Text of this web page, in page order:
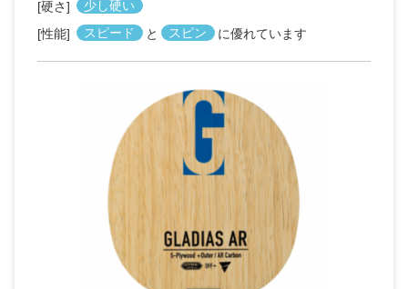
[硬さ]
少し硬い
[性能]
スピード と スピン に優れています